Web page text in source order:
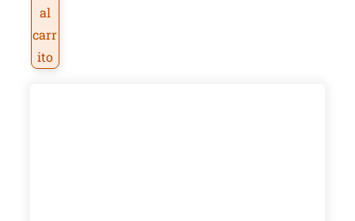
al
carr
ito